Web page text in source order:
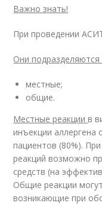
Важно знать!
При проведении
Они подразделяются
местные;
общие.
Местные реакциив
инъекции
пациентов (80%).
реакций возможно
средств (на
Общие реакции
возникающие при